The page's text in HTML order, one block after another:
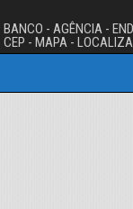
BANCO - AGÊNCIA -
CEP - MAPA -